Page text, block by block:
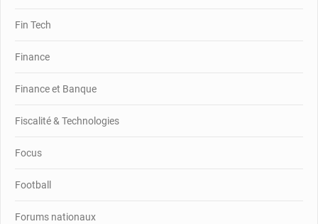
Fin Tech
Finance
Finance et Banque
Fiscalité & Technologies
Focus
Football
Forums nationaux